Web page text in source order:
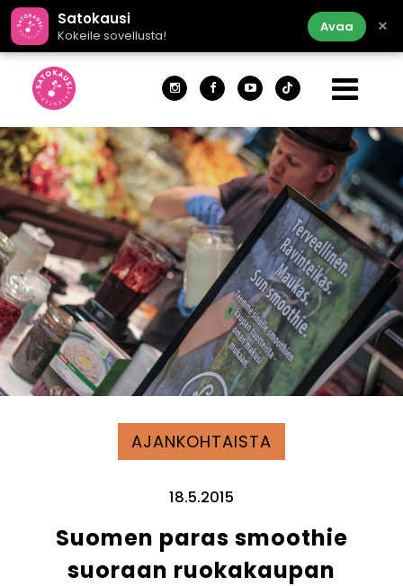
Satokausi
Kokeile sovellusta!
Avaa ×
AJANKOHTAISTA
18.5.2015
Suomen paras smoothie
suoraan ruokakaupan